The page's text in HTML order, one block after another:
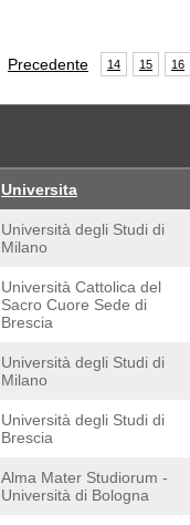
Precedente 14 15 16
Universita
Università degli Studi di
Milano
Università Cattolica del
Sacro Cuore Sede di
Brescia
Università degli Studi di
Milano
Università degli Studi di
Brescia
Alma Mater Studiorum -
Università di Bologna